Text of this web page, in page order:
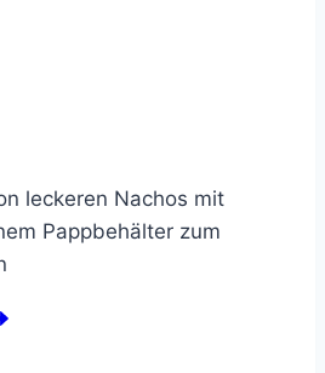
leckeren Nachos mit
Pappbehälter zum